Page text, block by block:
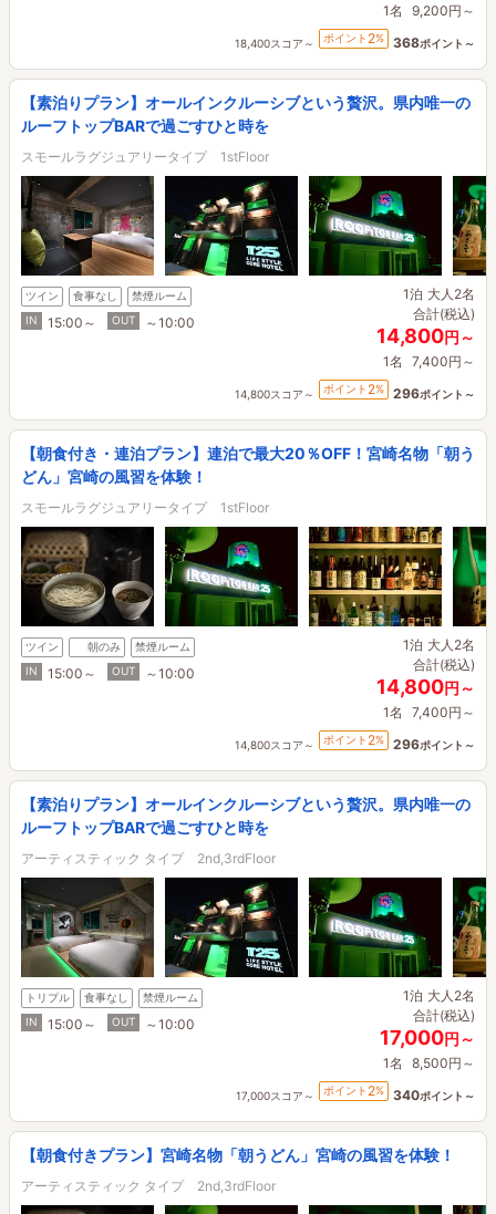
1名 9,200円～
18,400スコア～ ポイント 2% 368ポイント～
【素泊りプラン】オールインクルーシブという贅沢。県内唯一の
ルーフトップBARで過ごすひと時を
スモールラグジュアリータイプ 1stFloor
ツイン 食事なし
禁煙ルーム
IN
15:00～ OUT ～10:00
1泊 大人2名
合計(税込)
14,800円～
1名 7,400円～
14,800スコア～ ポイント 2% 296ポイント～
【朝食付き・連泊プラン】連泊で最大20％OFF！宮崎名物「朝う
どん」宮崎の風習を体験！
スモールラグジュアリータイプ 1stFloor
ツイン 朝のみ
禁煙ルーム
IN
15:00～ OUT ～10:00
1泊 大人2名
合計(税込)
14,800円～
1名 7,400円～
14,800スコア～ ポイント 2% 296ポイント～
【素泊りプラン】オールインクルーシブという贅沢。県内唯一の
ルーフトップBARで過ごすひと時を
アーティスティック タイプ 2nd,3rdFloor
トリプル 食事なし
禁煙ルーム
IN
15:00～ OUT ～10:00
1泊 大人2名
合計(税込)
17,000円～
1名 8,500円～
17,000スコア～ ポイント 2% 340ポイント～
【朝食付きプラン】宮崎名物「朝うどん」宮崎の風習を体験！
アーティスティック タイプ 2nd,3rdFloor